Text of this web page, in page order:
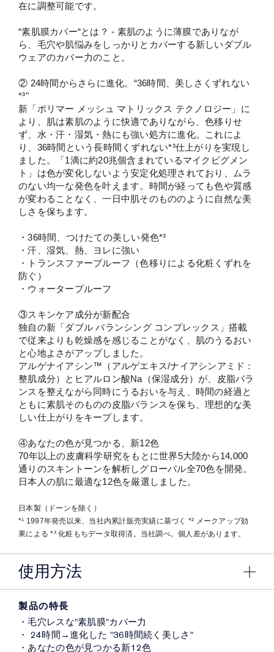
在に調整可能です。​
“素肌膜カバー“とは？ - 素肌のように薄膜でありなが
ら、毛穴や肌悩みをしっかりとカバーする新しいダブル
ウェアのカバー力のこと。​
② 24時間からさらに進化。“36時間、美しさくずれない
*³"
新「ポリマー メッシュ マトリックス テクノロジー」に
より、肌は素肌のように快適でありながら、色移りせ
ず、水・汗・湿気・熱にも強い処方に進化。これによ
り、36時間という長時間くずれない*³仕上がりを実現し
ました。「1滴に約20兆個含まれているマイクピグメン
ト」は色が変化しないよう安定化処理されており、ムラ
のない均一な発色を叶えます。時間が経っても色や質感
が変わることなく、一日中肌そのもののように自然な美
しさを保ちます。
・36時間、つけたての美しい発色*³
・汗、湿気、熱、ヨレに強い
・トランスファープルーフ（色移りによる化粧くずれを
防ぐ）
・ウォータープルーフ​
③スキンケア成分が新配合
独自の新「ダブル バランシング コンプレックス」搭載
で従来よりも乾燥感を感じることがなく、肌のうるおい
と心地よさがアップしました。 ​
アルゲナイアシン™（アルゲエキス/ナイアシンアミド：
整肌成分）とヒアルロン酸Na（保湿成分）が、皮脂バラ
ンスを整えながら同時にうるおいを与え、時間の経過と
ともに素肌そのものの皮脂バランスを保ち、理想的な美
しい仕上がりをキープします。
④あなたの色が見つかる、新12色​
70年以上の皮膚科学研究をもとに世界5大陸から14,000
通りのスキントーンを解析しグローバル全70色を開発。
日本人の肌に最適な12色を厳選しました。
日本製（ドーンを除く）
*¹ 1997年発売以来、当社内累計販売実績に基づく *² メークアップ効
果による *³ 化粧もちデータ取得済。当社調べ。個人差があります。
使用方法
製品の特長
・毛穴レスな"素肌膜"カバー力​
​・ 24時間→進化した "36時間続く美しさ"​
・あなたの色が見つかる新12色